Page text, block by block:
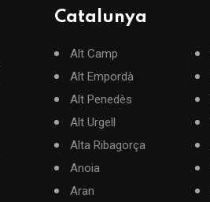
Catalunya
Alt Camp
Alt Empordà
Alt Penedès
Alt Urgell
Alta Ribagorça
Anoia
Aran